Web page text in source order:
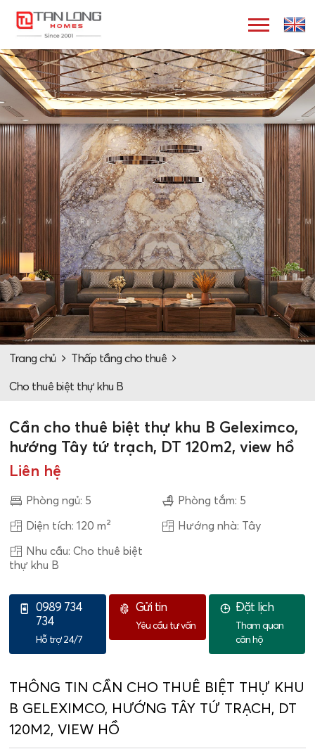
Trang chủ Thấp tầng cho thuê
Cho thuê biệt thự khu B
Cần cho thuê biệt thự khu B Geleximco,
hướng Tây tứ trạch, DT 120m2, view hồ
Liên hệ
Phòng ngủ: 5 Phòng tắm: 5
Diện tích: 120 m² Hướng nhà: Tây
Nhu cầu: Cho thuê biệt
thự khu B
0989 734
734
Hỗ trợ 24/7
Gửi tin
Yêu cầu tư vấn
Đặt lịch
Tham quan
căn hộ
THÔNG TIN CẦN CHO THUÊ BIỆT THỰ KHU
B GELEXIMCO, HƯỚNG TÂY TỨ TRẠCH, DT
120M2, VIEW HỒ